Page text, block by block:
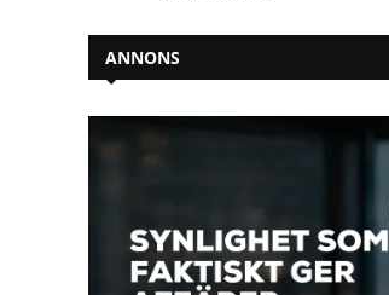
ANNONS